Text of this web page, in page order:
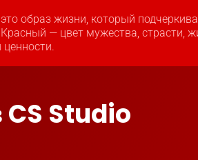
образ жизни, который
Красный — цвет мужества, страсти,
CS Studio